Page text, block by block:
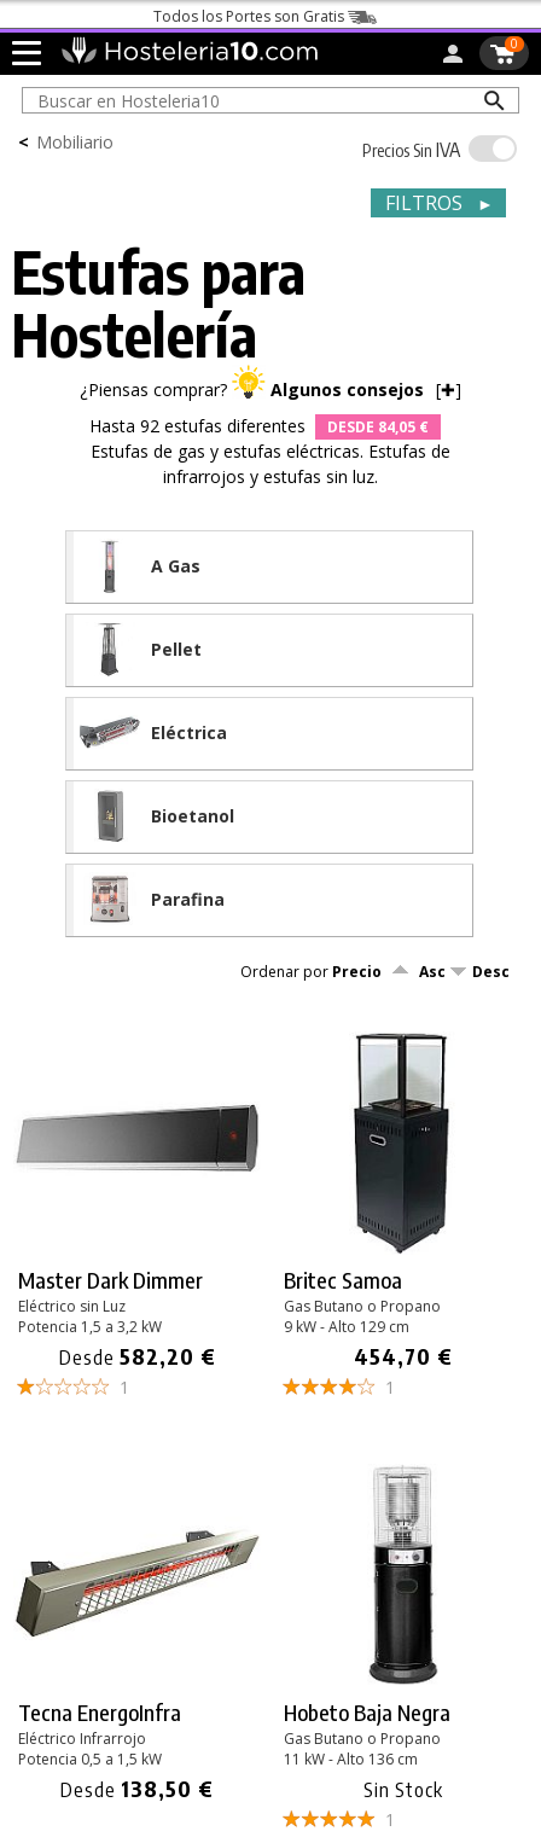
Llámanos 91 161 03 04 oescríbenos
0
< Mobiliario Precios Sin IVA
FILTROS ►
Estufas para
Hostelería
¿Piensas comprar? Algunos consejos [✚]
Hasta 92 estufas diferentes
DESDE 84,05 €
Estufas de gas y estufas eléctricas. Estufas de
infrarrojos y estufas sin luz.
A Gas
Pellet
Eléctrica
Bioetanol
Parafina
Ordenar por Precio Asc Desc
Master Dark Dimmer
Eléctrico sin Luz
Potencia 1,5 a 3,2 kW
Desde 582,20 €
1
Britec Samoa
Gas Butano o Propano
9 kW - Alto 129 cm
454,70 €
1
Tecna EnergoInfra
Eléctrico Infrarrojo
Potencia 0,5 a 1,5 kW
Desde 138,50 €
Hobeto Baja Negra
Gas Butano o Propano
11 kW - Alto 136 cm
Sin Stock
1